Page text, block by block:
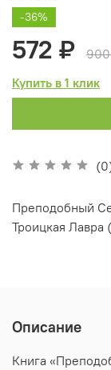
-36%
572 ₽
Купить в 1 клик
Преподобный
Троицкая Лавра
Описание
Книга